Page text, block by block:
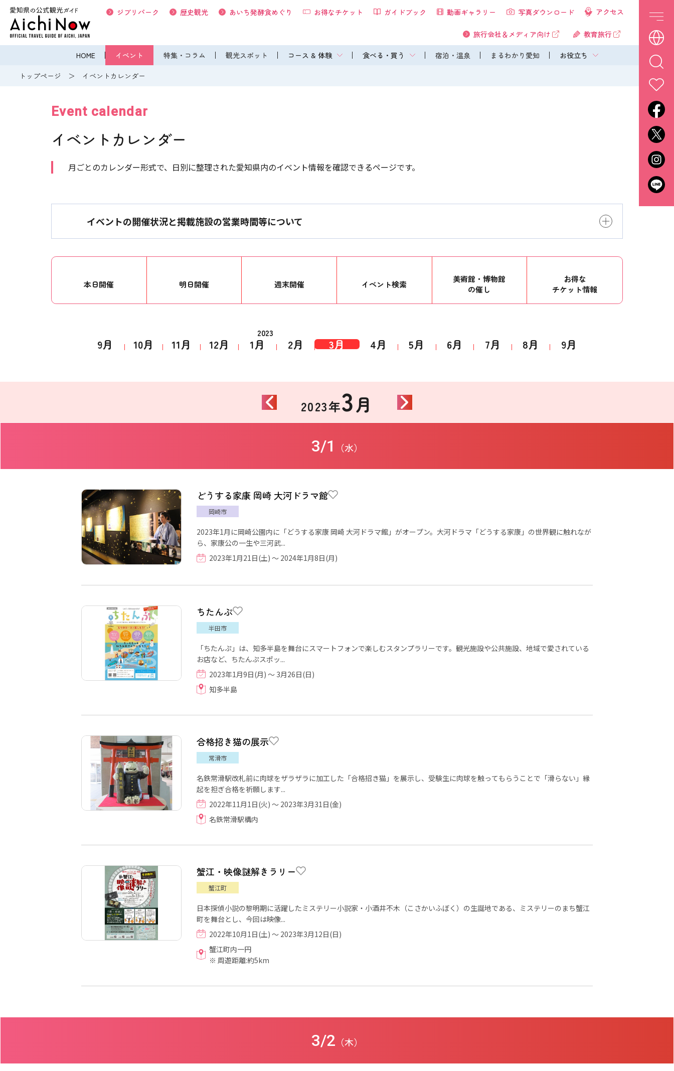
HOME イベント 特集・コラム 観光スポット コース & 体験 食べる・買う 宿泊・温泉 まるわかり愛知 お役立ち
ジブリパーク 歴史観光 あいち発酵食めぐり お得なチケット ガイドブック 動画ギャラリー 写真ダウンロード アクセス
旅行会社＆メディア向け 教育旅行
トップページ イベントカレンダー
Event calendar
イベントカレンダー
月ごとのカレンダー形式で、日別に整理された愛知県内のイベント情報を確認できるページです。
イベントの開催状況と掲載施設の営業時間等について
本日開催 明日開催 週末開催 イベント検索
美術館・博物館
の催し
お得な
チケット情報
9月 10月 11月 12月
2023
1月 2月 3月 4月 5月 6月 7月 8月 9月
2023年3月
3/1 （水）
どうする家康 岡崎 大河ドラマ館
岡崎市
2023年1月に岡崎公園内に「どうする家康 岡崎 大河ドラマ館」がオープン。大河ドラマ「どうする家康」の世界観に触れなが
ら、家康公の一生や三河武...
2023年1月21日(土) ～ 2024年1月8日(月)
ちたんぷ
半田市
「ちたんぷ」は、知多半島を舞台にスマートフォンで楽しむスタンプラリーです。観光施設や公共施設、地域で愛されている
お店など、ちたんぷスポッ...
2023年1月9日(月) ～ 3月26日(日)
知多半島
合格招き猫の展示
常滑市
名鉄常滑駅改札前に肉球をザラザラに加工した「合格招き猫」を展示し、受験生に肉球を触ってもらうことで「滑らない」縁
起を担ぎ合格を祈願します...
2022年11月1日(火) ～ 2023年3月31日(金)
名鉄常滑駅構内
蟹江・映像謎解きラリー
蟹江町
日本探偵小説の黎明期に活躍したミステリー小説家・小酒井不木（こさかいふぼく）の生誕地である、ミステリーのまち蟹江
町を舞台とし、今回は映像...
2022年10月1日(土) ～ 2023年3月12日(日)
蟹江町内一円
※ 周遊距離:約5km
3/2 （木）